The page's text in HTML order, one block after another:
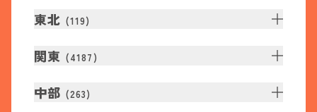
東北 (119)
関東 (4187 )
中部 (263)